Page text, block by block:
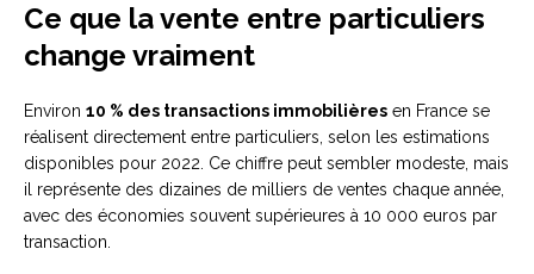
Ce que la vente entre particuliers
change vraiment
Environ 10 % des transactions immobilières en France se
réalisent directement entre particuliers, selon les estimations
disponibles pour 2022. Ce chiffre peut sembler modeste, mais
il représente des dizaines de milliers de ventes chaque année,
avec des économies souvent supérieures à 10 000 euros par
transaction.